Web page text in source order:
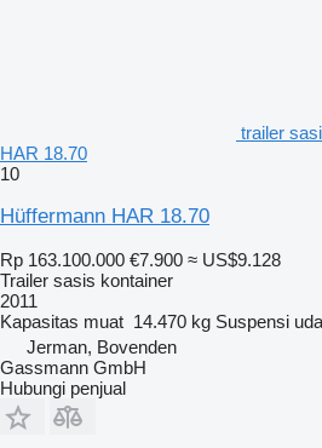
trailer
HAR 18.70
10
Hüffermann HAR 18.70
Rp 163.100.000 €7.900 ≈ US$9.128
Trailer sasis kontainer
2011
Kapasitas muat 14.470 kg Suspensi
Jerman, Bovenden
Gassmann GmbH
Hubungi penjual